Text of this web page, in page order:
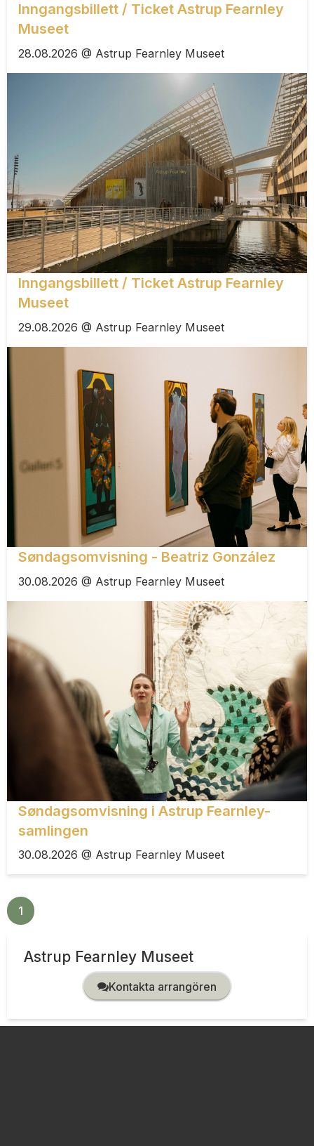
Inngangsbillett / Ticket Astrup Fearnley
Museet
28.08.2026 @ Astrup Fearnley Museet
Inngangsbillett / Ticket Astrup Fearnley
Museet
29.08.2026 @ Astrup Fearnley Museet
Søndagsomvisning - Beatriz González
30.08.2026 @ Astrup Fearnley Museet
Søndagsomvisning i Astrup Fearnley-
samlingen
30.08.2026 @ Astrup Fearnley Museet
1
Astrup Fearnley Museet
Kontakta arrangören